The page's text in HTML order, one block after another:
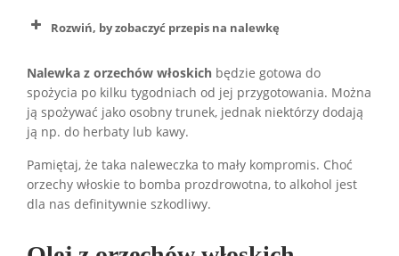
Voila! Sałatka jest idealna jako lekkie danie na lunch
składniki, takie jak pomidory, ogórki lub avocado,
wedle uznania.
Rozwiń, by zobaczyć przepis na nalewkę
Nalewka z orzechów włoskich będzie gotowa do
spożycia po kilku tygodniach od jej przygotowania. Można
ją spożywać jako osobny trunek, jednak niektórzy dodają
ją np. do herbaty lub kawy.
Pamiętaj, że taka naleweczka to mały kompromis. Choć
orzechy włoskie to bomba prozdrowotna, to alkohol jest
dla nas definitywnie szkodliwy.